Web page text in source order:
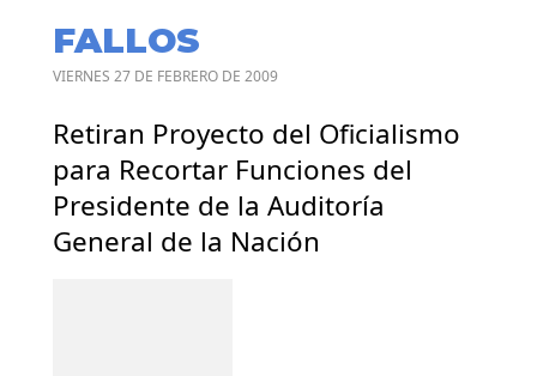
FALLOS
VIERNES 27 DE FEBRERO DE 2009
Retiran Proyecto del Oficialismo
para Recortar Funciones del
Presidente de la Auditoría
General de la Nación